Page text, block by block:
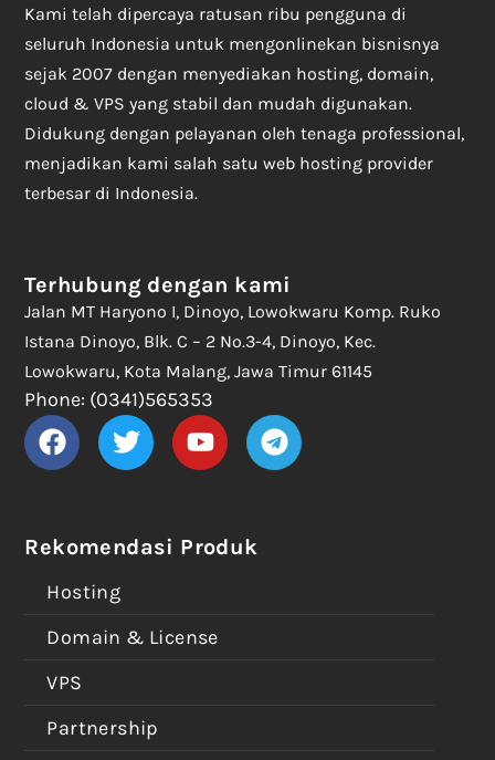
Kami telah dipercaya ratusan ribu pengguna di
seluruh Indonesia untuk mengonlinekan bisnisnya
sejak 2007 dengan menyediakan hosting, domain,
cloud & VPS yang stabil dan mudah digunakan.
Didukung dengan pelayanan oleh tenaga professional,
menjadikan kami salah satu web hosting provider
terbesar di Indonesia.
Rekomendasi Produk
Hosting
Domain & License
VPS
Partnership
Terhubung dengan kami
Jalan MT Haryono I, Dinoyo, Lowokwaru Komp. Ruko
Istana Dinoyo, Blk. C – 2 No.3-4, Dinoyo, Kec.
Lowokwaru, Kota Malang, Jawa Timur 61145
Phone: (0341)565353